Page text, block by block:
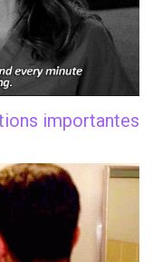
importantes